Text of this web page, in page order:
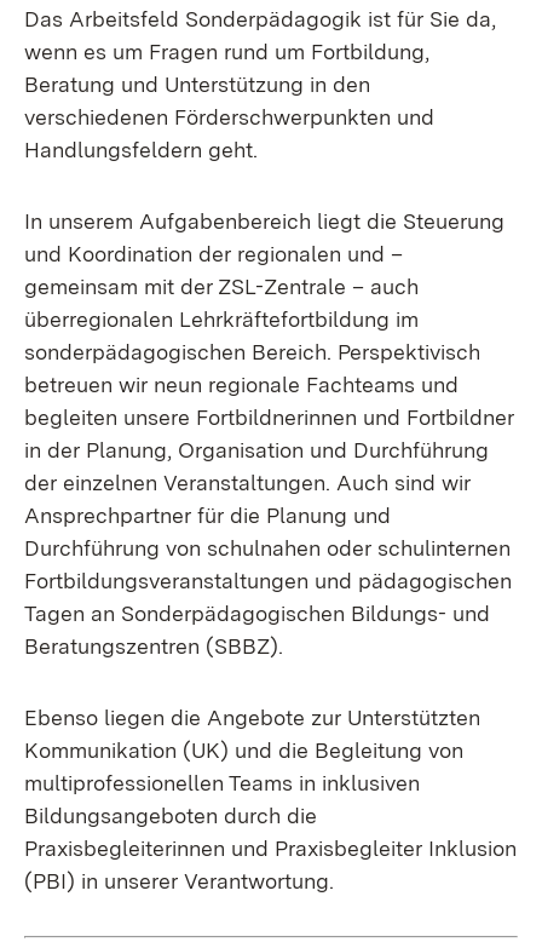
Das Arbeitsfeld Sonderpädagogik ist für Sie da,
wenn es um Fragen rund um Fortbildung,
Beratung und Unterstützung in den
verschiedenen Förderschwerpunkten und
Handlungsfeldern geht.
In unserem Aufgabenbereich liegt die Steuerung
und Koordination der regionalen und –
gemeinsam mit der ZSL-Zentrale – auch
überregionalen Lehrkräftefortbildung im
sonderpädagogischen Bereich. Perspektivisch
betreuen wir neun regionale Fachteams und
begleiten unsere Fortbildnerinnen und Fortbildner
in der Planung, Organisation und Durchführung
der einzelnen Veranstaltungen. Auch sind wir
Ansprechpartner für die Planung und
Durchführung von schulnahen oder schulinternen
Fortbildungsveranstaltungen und pädagogischen
Tagen an Sonderpädagogischen Bildungs- und
Beratungszentren (SBBZ).
Ebenso liegen die Angebote zur Unterstützten
Kommunikation (UK) und die Begleitung von
multiprofessionellen Teams in inklusiven
Bildungsangeboten durch die
Praxisbegleiterinnen und Praxisbegleiter Inklusion
(PBI) in unserer Verantwortung.